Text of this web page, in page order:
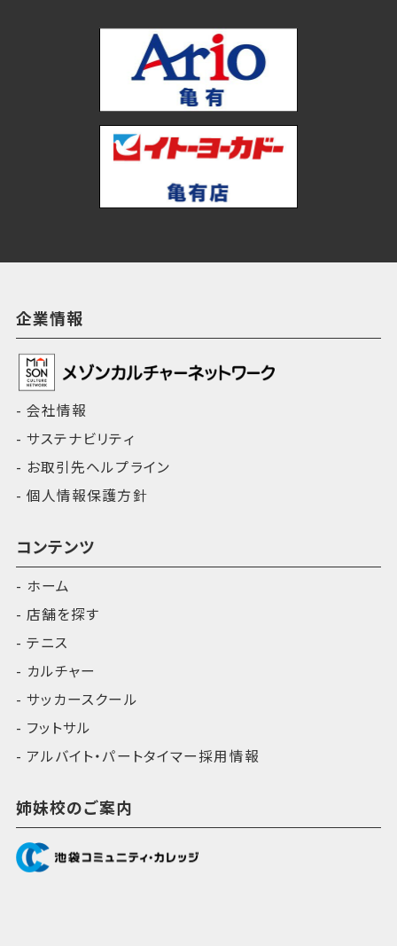
企業情報
会社情報
サステナビリティ
お取引先ヘルプライン
個人情報保護方針
コンテンツ
ホーム
店舗を探す
テニス
カルチャー
サッカースクール
フットサル
アルバイト・パートタイマー採用情報
姉妹校のご案内